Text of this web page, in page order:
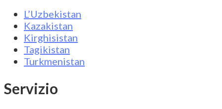
L’Uzbekistan
Kazakistan
Kirghisistan
Tagikistan
Turkmenistan
Servizio